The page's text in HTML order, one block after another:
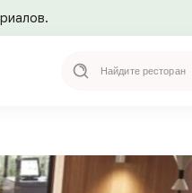
for: